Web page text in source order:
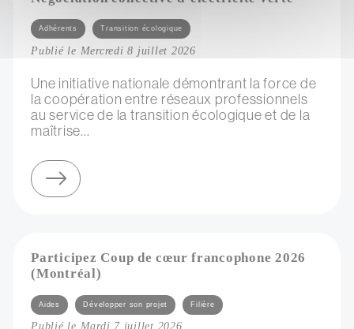
Catégories
Adhérents Transition écologique
Publié le Mercredi 8 juillet 2026
Une initiative nationale démontrant la force de
la coopération entre réseaux professionnels
au service de la transition écologique et de la
maîtrise...
Participez Coup de cœur francophone 2026
(Montréal)
Catégories
Aides Développer son projet Filière
Publié le Mardi 7 juillet 2026